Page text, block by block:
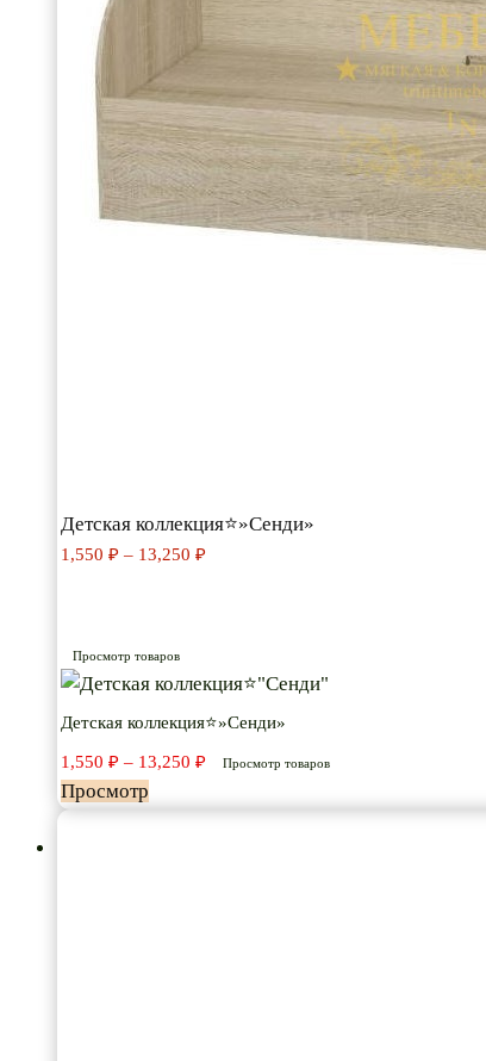
Детская коллекция⭐»Сенди»
1,550 ₽ – 13,250 ₽
Просмотр товаров
Детская коллекция⭐»Сенди»
1,550 ₽ – 13,250 ₽ цен:
Просмотр товаров
Просмотр